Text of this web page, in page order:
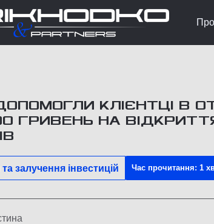
КЛІЄНТЦІ В
ГРИВЕНЬ НА
та залучення інвестицій Час прочитання: 1